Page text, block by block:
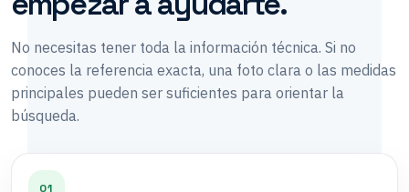
No necesitas tener toda la información técnica. Si no
conoces la referencia exacta, una foto clara o las medidas
principales pueden ser suficientes para orientar la
búsqueda.
01